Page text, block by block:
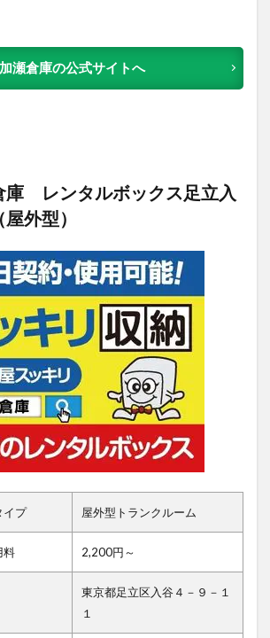
加瀬倉庫の公式サイトへ
庫 レンタルボックス足立入
外型）
イプ 屋外型トランクルーム
料 2,200円～
東京都足立区入谷４－９－１
１